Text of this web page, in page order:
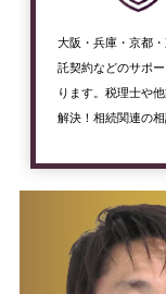
大阪・兵庫・京都
託契約などのサポ
ります。税理士や
解決！相続関連の相